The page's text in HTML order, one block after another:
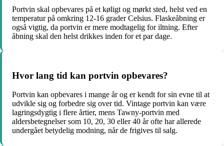
Portvin skal opbevares på et køligt og mørkt sted, helst ved en
temperatur på omkring 12-16 grader Celsius. Flaskeåbning er
også vigtig, da portvin er mere modtagelig for iltning. Efter
åbning skal den helst drikkes inden for et par dage.
Hvor lang tid kan portvin opbevares?
Portvin kan opbevares i mange år og er kendt for sin evne til at
udvikle sig og forbedre sig over tid. Vintage portvin kan være
lagringsdygtig i flere årtier, mens Tawny-portvin med
aldersbetegnelser som 10, 20, 30 eller 40 år ofte har allerede
undergået betydelig modning, når de frigives til salg.